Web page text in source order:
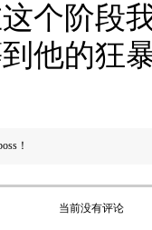
个阶段
他的狂
！
当前没有评论